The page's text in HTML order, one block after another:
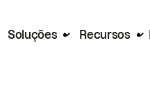
Soluções Recursos